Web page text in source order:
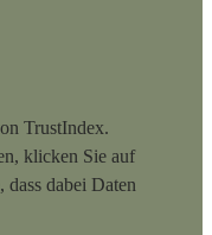
TrustIndex.
klicken Sie auf
dass dabei Daten